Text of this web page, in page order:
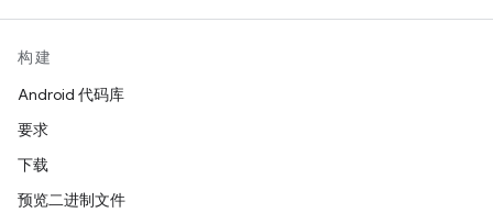
构建
Android 代码库
要求
下载
预览二进制文件